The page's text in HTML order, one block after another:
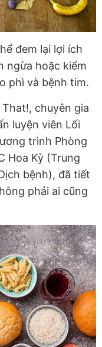
đem lại lợi ích
ngừa hoặc kiểm
phì và bệnh tim.
chuyên gia
luyện viên Lối
trình Phòng
Hoa Kỳ (Trung
bệnh), đã tiết
phải ai cũng